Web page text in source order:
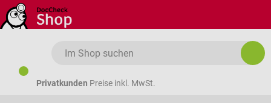
Zum Hauptinhalt springen
Privatkunden Preise inkl. MwSt.